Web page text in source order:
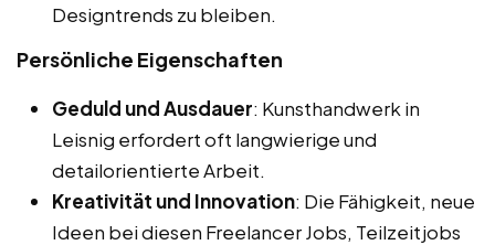
Designtrends zu bleiben.
Persönliche Eigenschaften
Geduld und Ausdauer: Kunsthandwerk in
Leisnig erfordert oft langwierige und
detailorientierte Arbeit.
Kreativität und Innovation: Die Fähigkeit, neue
Ideen bei diesen Freelancer Jobs, Teilzeitjobs